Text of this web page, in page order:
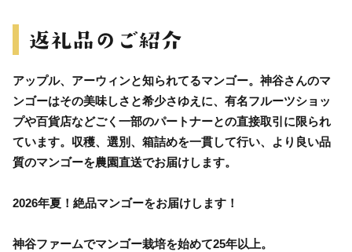
アップル、アーウィンと知られてるマンゴー。神谷さんのマ
ンゴーはその美味しさと希少さゆえに、有名フルーツショッ
プや百貨店などごく一部のパートナーとの直接取引に限られ
ています。収穫、選別、箱詰めを一貫して行い、より良い品
質のマンゴーを農園直送でお届けします。
2026年夏！絶品マンゴーをお届けします！
神谷ファームでマンゴー栽培を始めて25年以上。